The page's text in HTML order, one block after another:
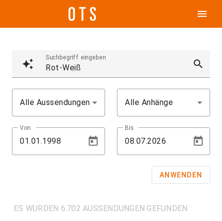
menu
auto_awesome
Suchbegriff eingeben
search
Alle Aussendungen Alle Anhänge
Von Bis
ANWENDEN
ES WURDEN 6.702 AUSSENDUNGEN GEFUNDEN